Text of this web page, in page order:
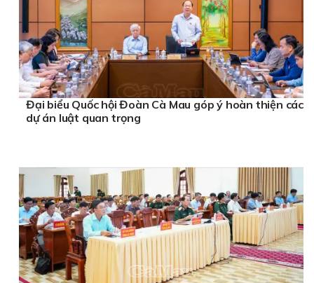
Đại biểu Quốc hội Đoàn Cà Mau góp ý hoàn thiện các
dự án luật quan trọng